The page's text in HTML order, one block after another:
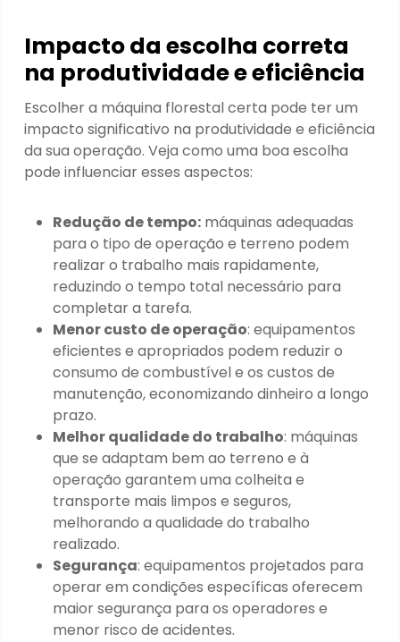
Impacto da escolha correta
na produtividade e eficiência
Escolher a máquina florestal certa pode ter um
impacto significativo na produtividade e eficiência
da sua operação. Veja como uma boa escolha
pode influenciar esses aspectos:
Redução de tempo: máquinas adequadas
para o tipo de operação e terreno podem
realizar o trabalho mais rapidamente,
reduzindo o tempo total necessário para
completar a tarefa.
Menor custo de operação: equipamentos
eficientes e apropriados podem reduzir o
consumo de combustível e os custos de
manutenção, economizando dinheiro a longo
prazo.
Melhor qualidade do trabalho: máquinas
que se adaptam bem ao terreno e à
operação garantem uma colheita e
transporte mais limpos e seguros,
melhorando a qualidade do trabalho
realizado.
Segurança: equipamentos projetados para
operar em condições específicas oferecem
maior segurança para os operadores e
menor risco de acidentes.